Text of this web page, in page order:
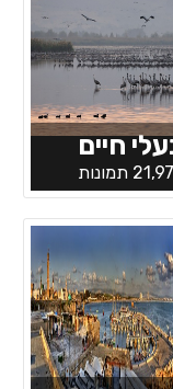
חיים
תמונות